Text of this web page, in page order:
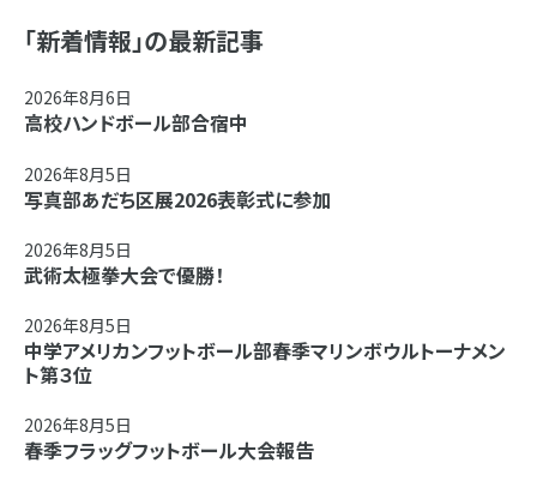
「新着情報」の最新記事
2026年8月6日
高校ハンドボール部合宿中
2026年8月5日
写真部あだち区展2026表彰式に参加
2026年8月5日
武術太極拳大会で優勝！
2026年8月5日
中学アメリカンフットボール部春季マリンボウルトーナメン
ト第３位
2026年8月5日
春季フラッグフットボール大会報告